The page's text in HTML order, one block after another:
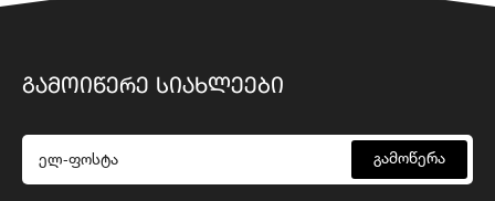
ᲒᲐᲛᲝᲘᲬᲔᲠᲔ ᲡᲘᲐᲮᲚᲔᲔᲑᲘ
გამოწერა